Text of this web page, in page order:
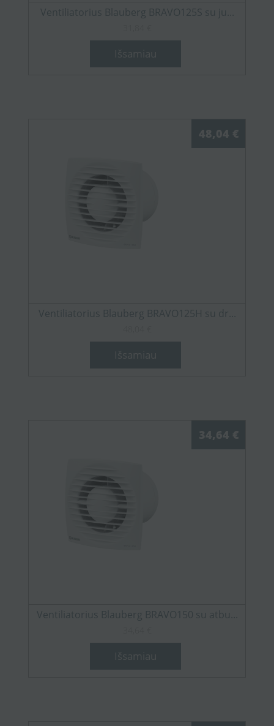
Ventiliatorius Blauberg BRAVO125S su ju...
Išsamiau
48,04 €
Ventiliatorius Blauberg BRAVO125H su dr...
Išsamiau
34,64 €
Ventiliatorius Blauberg BRAVO150 su atbu...
Išsamiau